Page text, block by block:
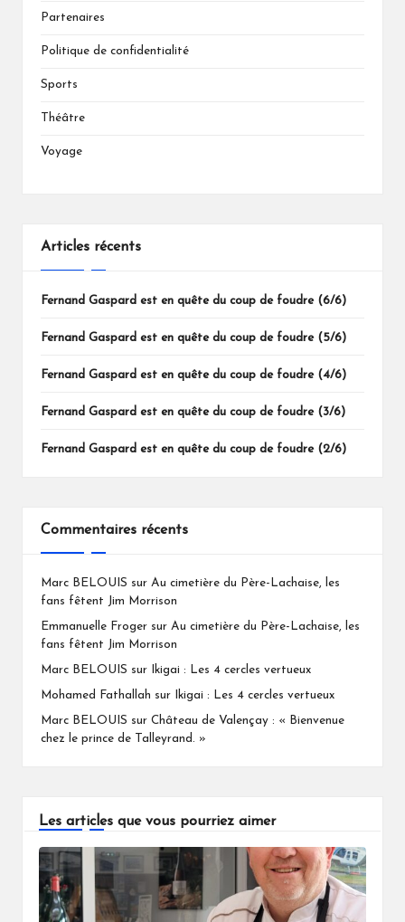
Partenaires
Politique de confidentialité
Sports
Théâtre
Voyage
Articles récents
Fernand Gaspard est en quête du coup de foudre (6/6)
Fernand Gaspard est en quête du coup de foudre (5/6)
Fernand Gaspard est en quête du coup de foudre (4/6)
Fernand Gaspard est en quête du coup de foudre (3/6)
Fernand Gaspard est en quête du coup de foudre (2/6)
Commentaires récents
Marc BELOUIS sur Au cimetière du Père-Lachaise, les
fans fêtent Jim Morrison
Emmanuelle Froger sur Au cimetière du Père-Lachaise, les
fans fêtent Jim Morrison
Marc BELOUIS sur Ikigai : Les 4 cercles vertueux
Mohamed Fathallah sur Ikigai : Les 4 cercles vertueux
Marc BELOUIS sur Château de Valençay : « Bienvenue
chez le prince de Talleyrand. »
Les articles que vous pourriez aimer